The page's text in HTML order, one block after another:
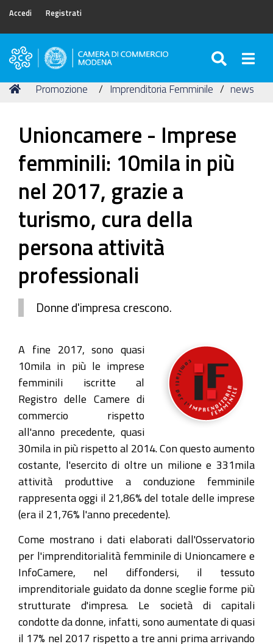
Accedi Registrati
Camera
Commercio
Tu
Home
Promozione Imprenditoria Femminile news
Unioncamere - Imprese
femminili: 10mila in più
nel 2017, grazie a
turismo, cura della
persona attività
professionali
Donne d'impresa crescono.
A fine 2017, sono quasi
10mila in più le imprese
femminili iscritte al
Registro delle Camere di
commercio rispetto
all'anno precedente, quasi
30mila in più rispetto al 2014. Con questo aumento
costante, l'esercito di oltre un milione e 331mila
attività produttive a conduzione femminile
rappresenta oggi il 21,86% del totale delle imprese
(era il 21,76% l'anno precedente).
Come mostrano i dati elaborati dall'Osservatorio
per l'imprenditorialità femminile di Unioncamere e
InfoCamere, nel diffondersi, il tessuto
imprenditoriale guidato da donne sceglie forme più
strutturate d'impresa. Le società di capitali
condotte da donne, infatti, sono aumentate di quasi
il 17% nel 2017 rispetto a tre anni prima arrivando